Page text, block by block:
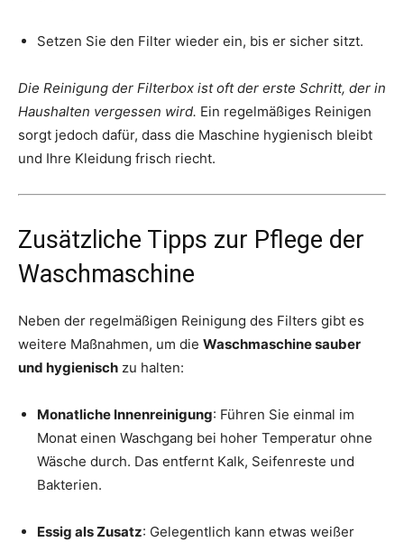
Setzen Sie den Filter wieder ein, bis er sicher sitzt.
Die Reinigung der Filterbox ist oft der erste Schritt, der in
Haushalten vergessen wird. Ein regelmäßiges Reinigen
sorgt jedoch dafür, dass die Maschine hygienisch bleibt
und Ihre Kleidung frisch riecht.
Zusätzliche Tipps zur Pflege der
Waschmaschine
Neben der regelmäßigen Reinigung des Filters gibt es
weitere Maßnahmen, um die Waschmaschine sauber
und hygienisch zu halten:
Monatliche Innenreinigung: Führen Sie einmal im
Monat einen Waschgang bei hoher Temperatur ohne
Wäsche durch. Das entfernt Kalk, Seifenreste und
Bakterien.
Essig als Zusatz: Gelegentlich kann etwas weißer